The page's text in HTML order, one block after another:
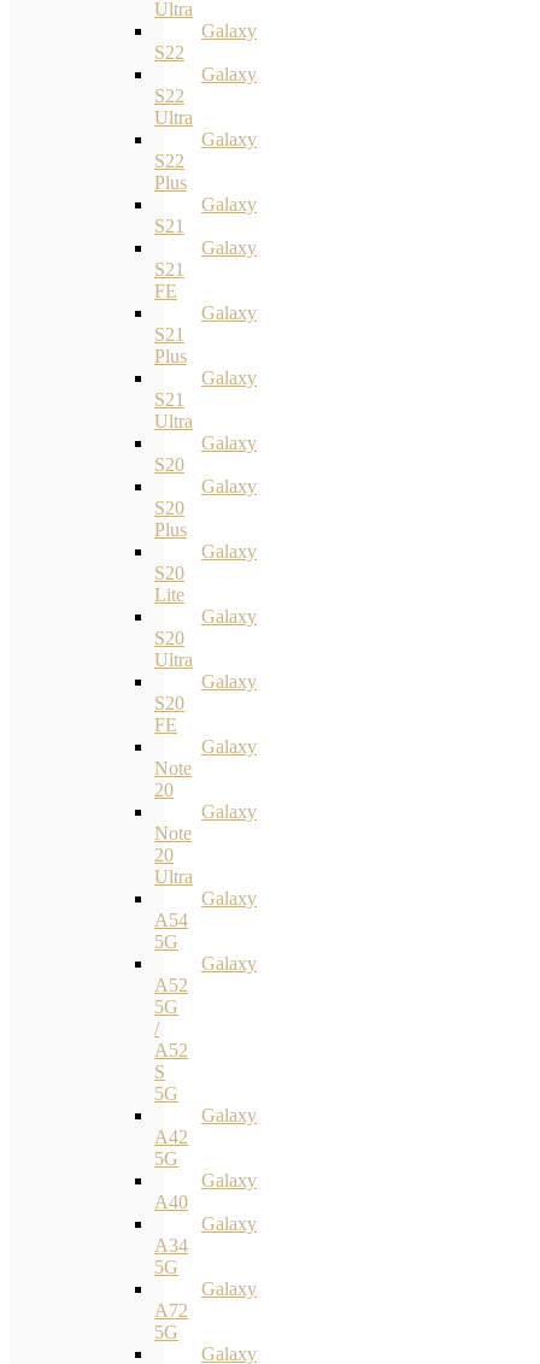
Ultra
Galaxy
S22
Galaxy
S22
Ultra
Galaxy
S22
Plus
Galaxy
S21
Galaxy
S21
FE
Galaxy
S21
Plus
Galaxy
S21
Ultra
Galaxy
S20
Galaxy
S20
Plus
Galaxy
S20
Lite
Galaxy
S20
Ultra
Galaxy
S20
FE
Galaxy
Note
20
Galaxy
Note
20
Ultra
Galaxy
A54
5G
Galaxy
A52
5G
/
A52
S
5G
Galaxy
A42
5G
Galaxy
A40
Galaxy
A34
5G
Galaxy
A72
5G
Galaxy